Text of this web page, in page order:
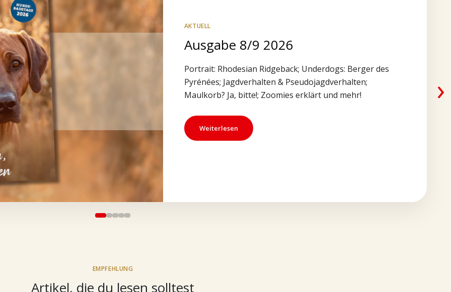
AKTUELL
Ausgabe 8/9 2026
Portrait: Rhodesian Ridgeback; Underdogs: Berger des
Pyrénées; Jagdverhalten & Pseudojagdverhalten;
Maulkorb? Ja, bitte!; Zoomies erklärt und mehr!
Weiterlesen
›
EMPFEHLUNG
Artikel, die du lesen solltest